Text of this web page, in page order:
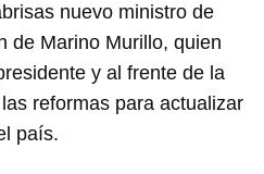
nuevo ministro de
de Marino Murillo, quien
y al frente de la
reformas para actualizar
país.